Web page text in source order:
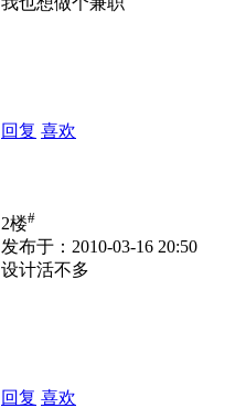
回复 喜欢
2楼#
发布于：2010-03-16 20:50
设计活不多
回复 喜欢